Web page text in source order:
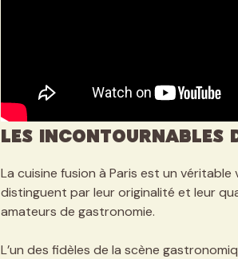
Les incontournables
La cuisine fusion à Paris est un
distinguent par leur originalité et leur
amateurs de gastronomie.
L’un des fidèles de la scène